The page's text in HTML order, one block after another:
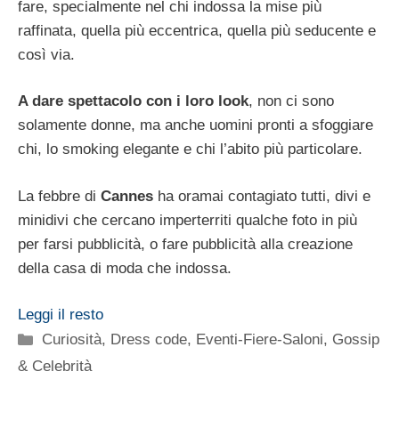
fare, specialmente nel chi indossa la mise più
raffinata, quella più eccentrica, quella più seducente e
così via.
A dare spettacolo con i loro look, non ci sono
solamente donne, ma anche uomini pronti a sfoggiare
chi, lo smoking elegante e chi l’abito più particolare.
La febbre di Cannes ha oramai contagiato tutti, divi e
minidivi che cercano imperterriti qualche foto in più
per farsi pubblicità, o fare pubblicità alla creazione
della casa di moda che indossa.
Leggi il resto
Categorie
Curiosità, Dress code, Eventi-Fiere-Saloni, Gossip
& Celebrità